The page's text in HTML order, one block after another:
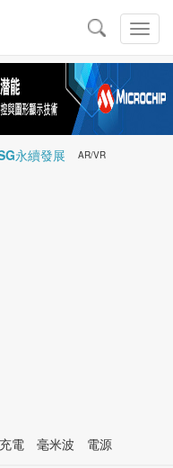
切
換
導
導
航
永續發展 AR/VR
電 毫米波
電源